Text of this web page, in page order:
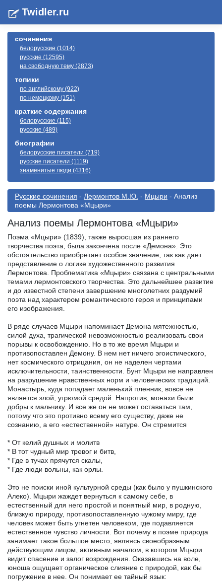
Twidler.ru
сочинения
белорусские (1014)
русские (12595)
на свободную тему (2873)
топики
по английскому (922)
по немецкому (151)
краткие содержания
белорусские (115)
русские (489)
биографии
белорусские писатели (719)
русские писатели (1119)
знаменитые люди (4316)
Русские сочинения - Лермонтов М.Ю. - Мцыри - Анализ
поемы Лермонтова «Мцыри»
Анализ поемы Лермонтова «Мцыри»
Поэма «Мцыри» (1839), также выросшая из раннего
творчества поэта, была закончена после «Демона». Это
обстоятельство приобретает особое значение, так как дает
представление о логике художественного развития
Лермонтова. Проблематика «Мцыри» связана с центральными
темами лермонтовского творчества. Это дальнейшее развитие
и до известной степени завершение многолетних раздумий
поэта над характером романтического героя и принципами
его изображения.
В ряде случаев Мцыри напоминает Демона мятежностью,
силой духа, трагической невозможностью реализовать свои
порывы к освобождению. Но в то же время Мцыри и
противопоставлен Демону. В нем нет ничего эгоистического,
нет космического отрицания, он не наделен чертами
исключительности, таинственности. Бунт Мцыри не направлен
на разрушение нравственных норм и человеческих традиций.
Монастырь, куда попадает маленький пленник, вовсе не
является злой, угрюмой средой. Напротив, монахи были
добры к мальчику. И все же он не может оставаться там,
потому что это противно всему его существу, даже не
сознанию, а его «естественной» натуре. Он стремится
* От келий душных и молитв
* В тот чудный мир тревог и битв,
* Где в тучах прячутся скалы,
* Где люди вольны, как орлы.
Это не поиски иной культурной среды (как было у пушкинского
Алеко). Мцыри жаждет вернуться к самому себе, в
естественный для него простой и понятный мир, в родную,
близкую природу, противопоставленную чужому миру, где
человек может быть угнетен человеком, где подавляется
естественное чувство личности. Вот почему в поэме природа
занимает такое большое место, являясь своеобразным
действующим лицом, активным началом, в котором Мцыри
видит спасение и залог возрождения. Оказавшись на воле,
юноша ощущает органическое слияние с природой, как бы
погружение в нее. Он понимает ее тайный язык: